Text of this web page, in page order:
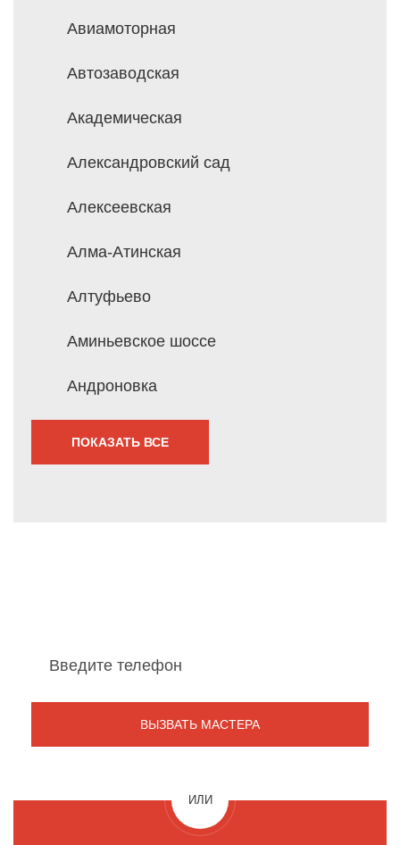
Авиамоторная
Автозаводская
Академическая
Александровский сад
Алексеевская
Алма-Атинская
Алтуфьево
Аминьевское шоссе
Андроновка
ПОКАЗАТЬ ВСЕ
ИЛИ